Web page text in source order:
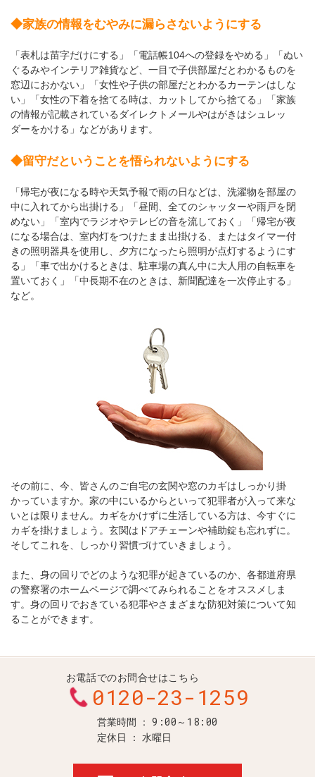
◆家族の情報をむやみに漏らさないようにする
「表札は苗字だけにする」「電話帳104への登録をやめる」「ぬい
ぐるみやインテリア雑貨など、一目で子供部屋だとわかるものを
窓辺におかない」「女性や子供の部屋だとわかるカーテンはしな
い」「女性の下着を捨てる時は、カットしてから捨てる」「家族
の情報が記載されているダイレクトメールやはがきはシュレッ
ダーをかける」などがあります。
◆留守だということを悟られないようにする
「帰宅が夜になる時や天気予報で雨の日などは、洗濯物を部屋の
中に入れてから出掛ける」「昼間、全てのシャッターや雨戸を閉
めない」「室内でラジオやテレビの音を流しておく」「帰宅が夜
になる場合は、室内灯をつけたまま出掛ける、またはタイマー付
きの照明器具を使用し、夕方になったら照明が点灯するようにす
る」「車で出かけるときは、駐車場の真ん中に大人用の自転車を
置いておく」「中長期不在のときは、新聞配達を一次停止する」
など。
その前に、今、皆さんのご自宅の玄関や窓のカギはしっかり掛
かっていますか。家の中にいるからといって犯罪者が入って来な
いとは限りません。カギをかけずに生活している方は、今すぐに
カギを掛けましょう。玄関はドアチェーンや補助錠も忘れずに。
そしてこれを、しっかり習慣づけていきましょう。
また、身の回りでどのような犯罪が起きているのか、各都道府県
の警察署のホームページで調べてみられることをオススメしま
す。身の回りでおきている犯罪やさまざまな防犯対策について知
ることができます。
お電話でのお問合せはこちら
0120-23-1259
営業時間 9:00～18:00
定休日 水曜日